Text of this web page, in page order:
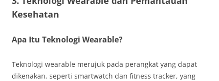
Kesehatan
Apa Itu Teknologi Wearable?
Teknologi wearable merujuk pada perangkat yang dapat
dikenakan, seperti smartwatch dan fitness tracker, yang